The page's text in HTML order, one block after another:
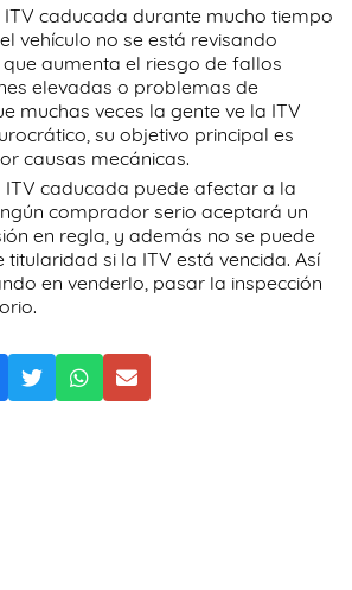
ITV caducada durante mucho tiempo
vehículo no se está revisando
aumenta el riesgo de fallos
elevadas o problemas de
muchas veces la gente ve la ITV
su objetivo principal es
causas mecánicas.
ITV caducada puede afectar a la
comprador serio aceptará un
en regla, y además no se puede
si la ITV está vencida. Así
en venderlo, pasar la inspección